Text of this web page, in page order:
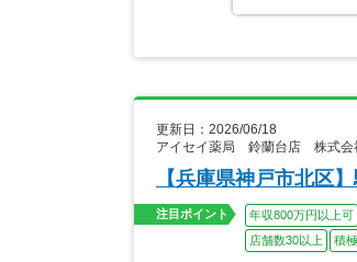
更新日：2026/06/18
アイセイ薬局 鈴蘭台店 株式会
【兵庫県神戸市北区
注目ポイント 年収800万円以上可
店舗数30以上
積